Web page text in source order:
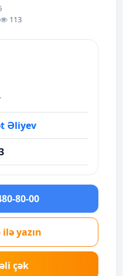
113
Əliyev
80-00
yazın
çək